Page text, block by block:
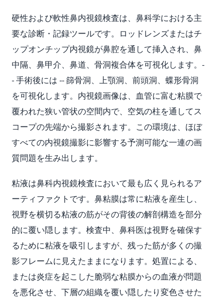
硬性および軟性鼻内視鏡検査は、鼻科学における主
要な診断・記録ツールです。ロッドレンズまたはチ
ップオンチップ内視鏡が鼻腔を通して挿入され、鼻
中隔、鼻甲介、鼻道、骨洞複合体を可視化します。-
- 手術後には -- 篩骨洞、上顎洞、前頭洞、蝶形骨洞
を可視化します。内視鏡画像は、血管に富む粘膜で
覆われた狭い管状の空間内で、空気の柱を通してス
コープの先端から撮影されます。この環境は、ほぼ
すべての内視鏡撮影に影響する予測可能な一連の画
質問題を生み出します。
粘液は鼻科内視鏡検査において最も広く見られるア
ーティファクトです。鼻粘膜は常に粘液を産生し、
視野を横切る粘液の筋がその背後の解剖構造を部分
的に覆い隠します。検査中、鼻科医は視野を確保す
るために粘液を吸引しますが、残った筋が多くの撮
影フレームに見えたままになります。処置による、
または炎症を起こした脆弱な粘膜からの血液が問題
を悪化させ、下層の組織を覆い隠したり変色させた